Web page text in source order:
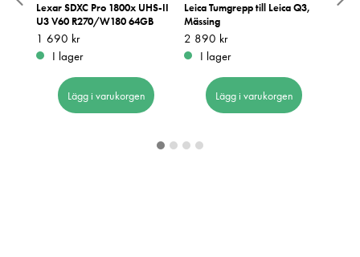
Lexar SDXC Pro 1800x UHS-II
U3 V60 R270/W180 64GB
Pris:1 690 kr
1 690 kr
I lager
Lägg i varukorgen
Leica Tumgrepp till Leica Q3,
Mässing
Pris:2 890 kr
2 890 kr
I lager
Lägg i varukorgen
NiSi